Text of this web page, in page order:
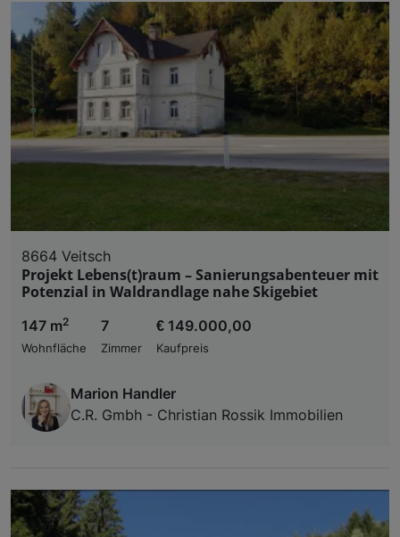
8664 Veitsch
Projekt Lebens(t)raum – Sanierungsabenteuer mit
Potenzial in Waldrandlage nahe Skigebiet
147 m2
Wohnfläche
7
Zimmer
€ 149.000,00
Kaufpreis
Marion Handler
C.R. Gmbh - Christian Rossik Immobilien